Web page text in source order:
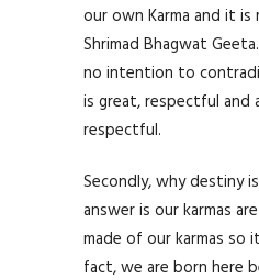
our own Karma and it is
Shrimad Bhagwat
no intention to
is great, respectful and
respectful.
Secondly, why destiny
answer is our karmas
made of our karmas so
fact, we are born here